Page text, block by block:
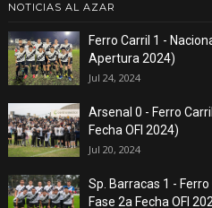
NOTICIAS AL AZAR
Ferro Carril 1 -
Apertura 2024)
Jul 24, 2024
Arsenal 0 - Ferro
Fecha OFI 2024)
Jul 20, 2024
Sp. Barracas 1 -
Fase 2a Fecha OFI